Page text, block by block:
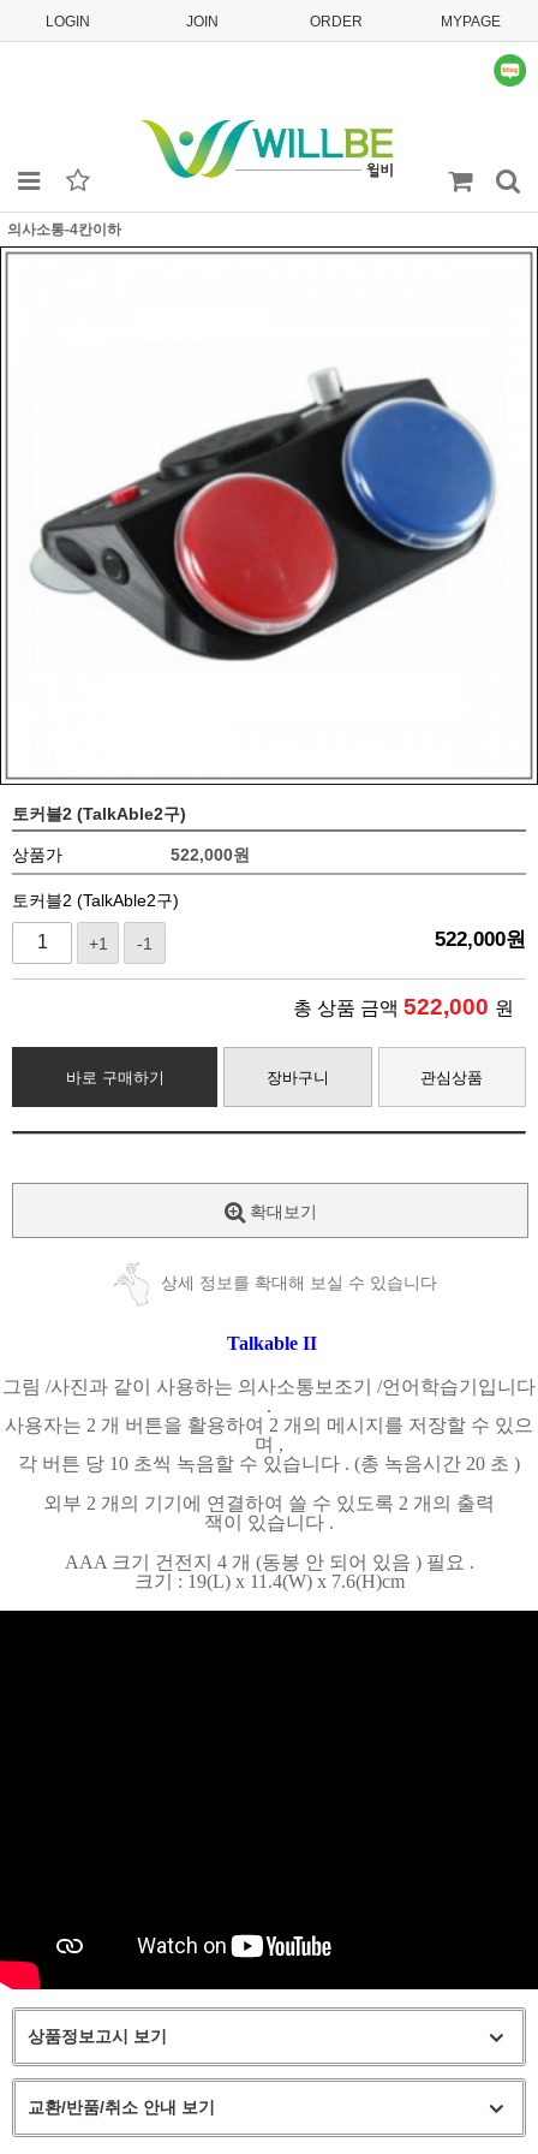
LOGIN JOIN ORDER MYPAGE
의사소통-4칸이하
토커블2 (TalkAble2구)
상품가 522,000원
토커블2 (TalkAble2구)
+1 -1 522,000원
총 상품 금액 522,000 원
바로 구매하기 장바구니 관심상품
확대보기
상세 정보를 확대해 보실 수 있습니다
Talkable II
그림 /사진과 같이 사용하는 의사소통보조기 /언어학습기입니다
.
사용자는 2 개 버튼을 활용하여 2 개의 메시지를 저장할 수 있으
며 ,
각 버튼 당 10 초씩 녹음할 수 있습니다 . (총 녹음시간 20 초 )
외부 2 개의 기기에 연결하여 쓸 수 있도록 2 개의 출력
잭이 있습니다 .
AAA 크기 건전지 4 개 (동봉 안 되어 있음 ) 필요 .
크기 : 19(L) x 11.4(W) x 7.6(H)cm
상품정보고시 보기
교환/반품/취소 안내 보기